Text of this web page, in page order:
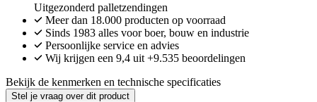
Uitgezonderd palletzendingen
Meer dan 18.000 producten op voorraad
Sinds 1983 alles voor boer, bouw en industrie
Persoonlijke service en advies
Wij krijgen een 9,4 uit +9.535 beoordelingen
Bekijk de kenmerken en technische specificaties
Stel je vraag over dit product